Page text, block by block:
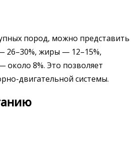
пород, можно представить
26–30%, жиры — 12–15%,
около 8%. Это позволяет
двигательной системы.